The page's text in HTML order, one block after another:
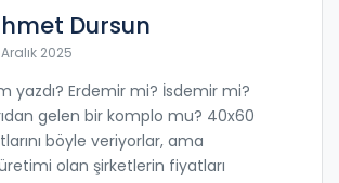
Dursun
2025
yazdı? Erdemir mi? İsdemir mi?
gelen bir komplo mu? 40x60
böyle veriyorlar, ama
olan şirketlerin fiyatları